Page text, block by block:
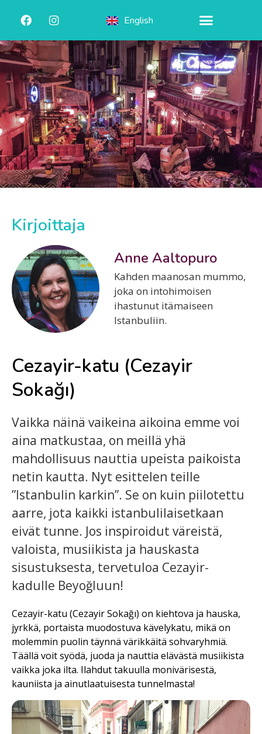
English
Kirjoittaja
Anne Aaltopuro
Kahden maanosan mummo,
joka on intohimoisen
ihastunut itämaiseen
Istanbuliin.
Cezayir-katu (Cezayir
Sokağı)
Vaikka näinä vaikeina aikoina emme voi
aina matkustaa, on meillä yhä
mahdollisuus nauttia upeista paikoista
netin kautta. Nyt esittelen teille
”Istanbulin karkin”. Se on kuin piilotettu
aarre, jota kaikki istanbulilaisetkaan
eivät tunne. Jos inspiroidut väreistä,
valoista, musiikista ja hauskasta
sisustuksesta, tervetuloa Cezayir-
kadulle Beyoğluun!
Cezayir-katu (Cezayir Sokağı) on kiehtova ja hauska,
jyrkkä, portaista muodostuva kävelykatu, mikä on
molemmin puolin täynnä värikkäitä sohvaryhmiä.
Täällä voit syödä, juoda ja nauttia elävästä musiikista
vaikka joka ilta. Ilahdut takuulla monivärisestä,
kauniista ja ainutlaatuisesta tunnelmasta!